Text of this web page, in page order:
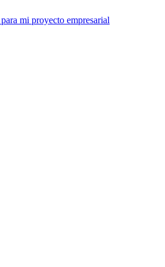
mi proyecto empresarial